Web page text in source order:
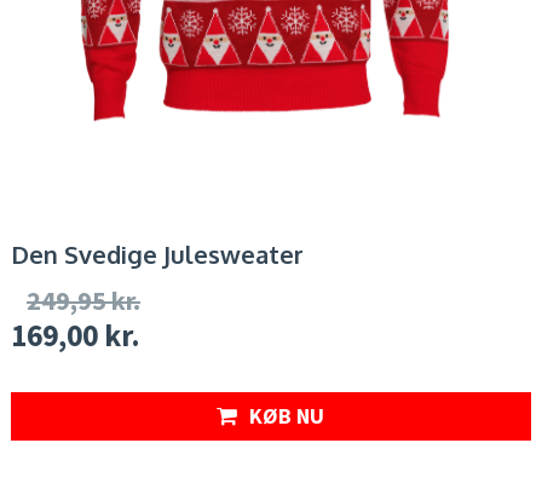
Den Svedige Julesweater
249,95kr.
169,00 kr.
KØB NU